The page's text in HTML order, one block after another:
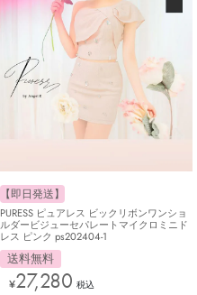
【即日発送】
PURESS ピュアレス ビックリボンワンショ
ルダービジューセパレートマイクロミニド
レス ピンク ps202404-1
送料無料
¥27,280 税込